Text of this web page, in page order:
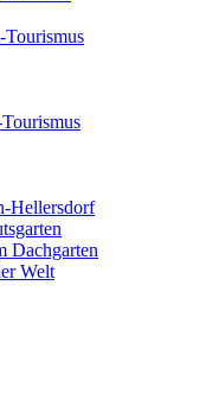
Hellersdorf
Dachgarten
Welt